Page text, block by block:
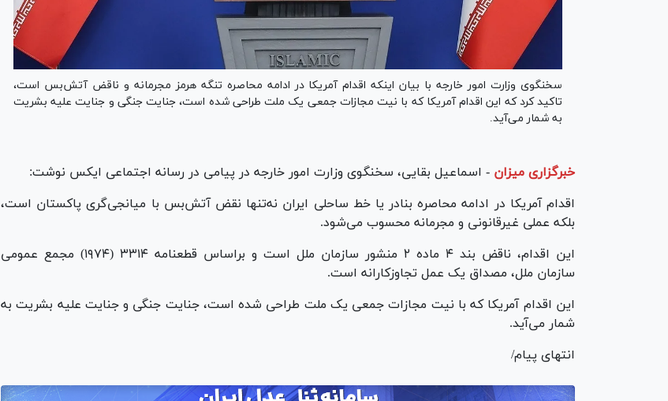
سخنگوی وزارت امور خارجه با بیان اینکه اقدام آمریکا در ادامه محاصره تنگه هرمز مجرمانه و ناقض آتش‌بس است،
تاکید کرد که این اقدام آمریکا که با نیت مجازات جمعی یک ملت طراحی شده است، جنایت جنگی و جنایت علیه بشریت
به شمار می‌آید.
خبرگزاری میزان - اسماعیل بقایی، سخنگوی وزارت امور خارجه در پیامی در رسانه اجتماعی ایکس نوشت:
اقدام آمریکا در ادامه محاصره بنادر یا خط ساحلی ایران نه‌تنها نقض آتش‌بس با میانجی‌گری پاکستان است،
بلکه عملی غیرقانونی و مجرمانه محسوب می‌شود.
این اقدام، ناقض بند ۴ ماده ۲ منشور سازمان ملل است و براساس قطعنامه ۳۳۱۴ (۱۹۷۴) مجمع عمومی
سازمان ملل، مصداق یک عمل تجاوزکارانه است.
این اقدام آمریکا که با نیت مجازات جمعی یک ملت طراحی شده است، جنایت جنگی و جنایت علیه بشریت به
شمار می‌آید.
انتهای پیام/